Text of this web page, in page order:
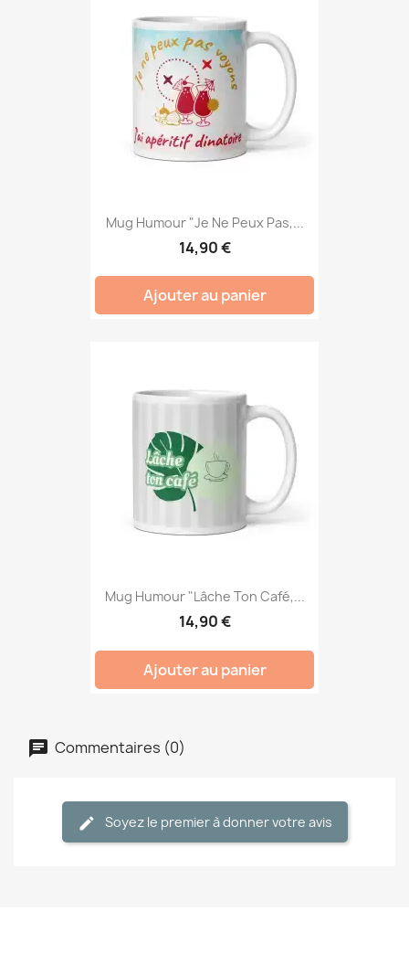
Mug Humour "Je Ne Peux Pas,...
14,90 €
Ajouter au panier
Mug Humour "Lâche Ton Café,...
14,90 €
Ajouter au panier
Commentaires (0)
Soyez le premier à donner votre avis